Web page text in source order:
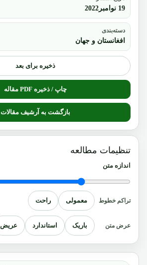
19 نوامبر2022
دسته‌بندی
افغانستان و جهان
ذخیره برای بعد
چاپ / ذخیره PDF مقاله
بازگشت به آرشیف مقالات
تنظیمات مطالعه
اندازه متن
تراکم خطوط معمولی راحت
عرض متن باریک استاندارد عریض